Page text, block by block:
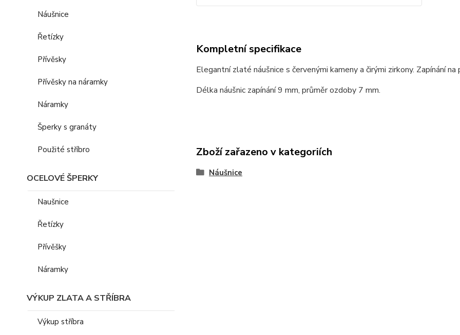
Náušnice
Řetízky
Přívěsky
Přívěsky na náramky
Náramky
Šperky s granáty
Použité stříbro
OCELOVÉ ŠPERKY
Naušnice
Řetízky
Přívěšky
Náramky
VÝKUP ZLATA A STŘÍBRA
Výkup stříbra
Kompletní specifikace
Elegantní zlaté náušnice s červenými kameny a čirými zirkony. Zapínání na
Délka náušnic zapínání 9 mm, průměr ozdoby 7 mm.
Zboží zařazeno v kategoriích
Náušnice